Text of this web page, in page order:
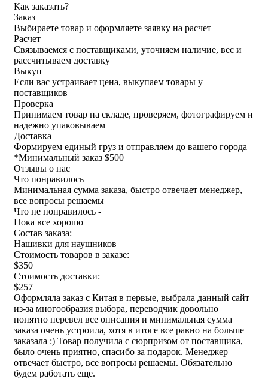
Как заказать?
Заказ
Выбираете товар и оформляете заявку на расчет
Расчет
Связываемся с поставщиками, уточняем наличие, вес и
рассчитываем доставку
Выкуп
Если вас устраивает цена, выкупаем товары у
поставщиков
Проверка
Принимаем товар на складе, проверяем, фотографируем и
надежно упаковываем
Доставка
Формируем единый груз и отправляем до вашего города
*Минимальный заказ $500
Отзывы о нас
Что понравилось +
Минимальная сумма заказа, быстро отвечает менеджер,
все вопросы решаемы
Что не понравилось -
Пока все хорошо
Состав заказа:
Нашивки для наушников
Стоимость товаров в заказе:
$350
Стоимость доставки:
$257
Оформляла заказ с Китая в первые, выбрала данный сайт
из-за многообразия выбора, переводчик довольно
понятно перевел все описания и минимальная сумма
заказа очень устроила, хотя в итоге все равно на больше
заказала :) Товар получила с сюрпризом от поставщика,
было очень приятно, спасибо за подарок. Менеджер
отвечает быстро, все вопросы решаемы. Обязательно
будем работать еще.